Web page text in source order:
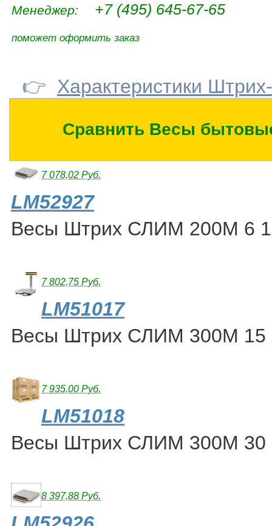
Менеджер: +7 (495) 645-67-65
поможет оформить заказ
👉 Характеристики
Сравнить Весы
7 078,02 Руб.
LM52927
Весы Штрих СЛИМ 200М 6
7 802,75 Руб.
LM51017
Весы Штрих СЛИМ 300М 15
7 935,00 Руб.
LM51018
Весы Штрих СЛИМ 300М 30
8 397,88 Руб.